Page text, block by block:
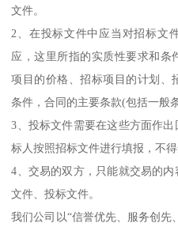
文件。
2、在投标文件中应当对招标文
应，这里所指的实质性要求和条
项目的价格、招标项目的计划、
条件，合同的主要条款(包括一般
3、投标文件需要在这些方面作
标人按照招标文件进行填报，不
4、交易的双方，只能就交易的
文件、投标文件。
我们公司以“信誉优先、服务创先